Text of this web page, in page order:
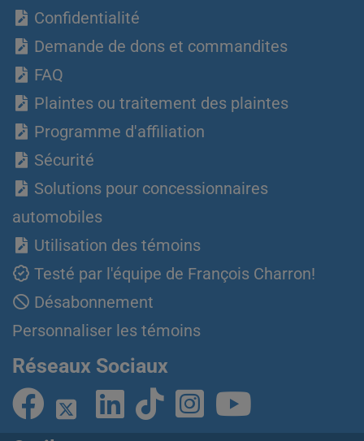
Confidentialité
Demande de dons et commandites
FAQ
Plaintes ou traitement des plaintes
Programme d'affiliation
Sécurité
Solutions pour concessionnaires
automobiles
Utilisation des témoins
Testé par l'équipe de François Charron!
Désabonnement
Personnaliser les témoins
Réseaux Sociaux